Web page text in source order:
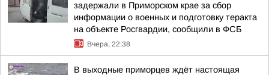
задержали в Приморском крае за сбор
информации о военных и подготовку теракта
на объекте Росгвардии, сообщили в ФСБ
Вчера, 22:38
В выходные приморцев ждёт настоящая